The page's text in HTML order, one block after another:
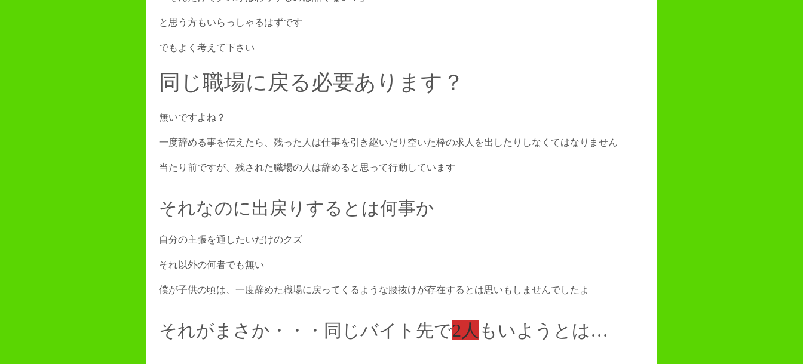
と思う方もいらっしゃるはずです
でもよく考えて下さい
同じ職場に戻る必要あります？
無いですよね？
一度辞める事を伝えたら、残った人は仕事を引き継いだり空いた枠の求人を出したりしなくてはなりません
当たり前ですが、残された職場の人は辞めると思って行動しています
それなのに出戻りするとは何事か
自分の主張を通したいだけのクズ
それ以外の何者でも無い
僕が子供の頃は、一度辞めた職場に戻ってくるような腰抜けが存在するとは思いもしませんでしたよ
それがまさか・・・同じバイト先で2人 もいようとは…